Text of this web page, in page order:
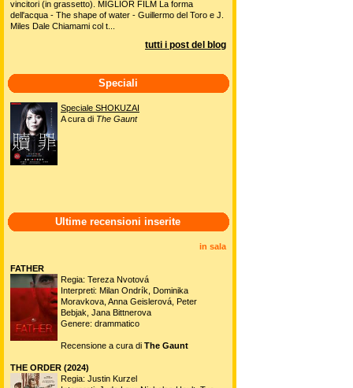
vincitori (in grassetto). MIGLIOR FILM La forma
dell'acqua - The shape of water - Guillermo del Toro e J.
Miles Dale Chiamami col t...
tutti i post del blog
Speciali
Speciale SHOKUZAI
A cura di The Gaunt
Ultime recensioni inserite
in sala
FATHER
Regia: Tereza Nvotová
Interpreti: Milan Ondrík, Dominika
Moravkova, Anna Geislerová, Peter
Bebjak, Jana Bittnerova
Genere: drammatico
Recensione a cura di The Gaunt
THE ORDER (2024)
Regia: Justin Kurzel